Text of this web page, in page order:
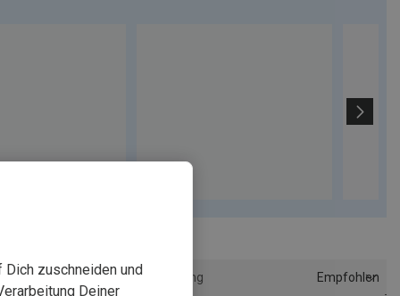
Sortierung Empfohlen
zuschneiden und
Deiner